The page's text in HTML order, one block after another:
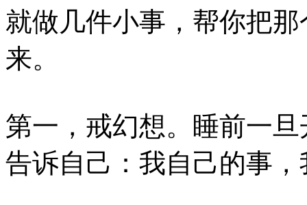
就做几件小事，帮你把
来。
第一，戒幻想。睡前一
告诉自己：我自己的事